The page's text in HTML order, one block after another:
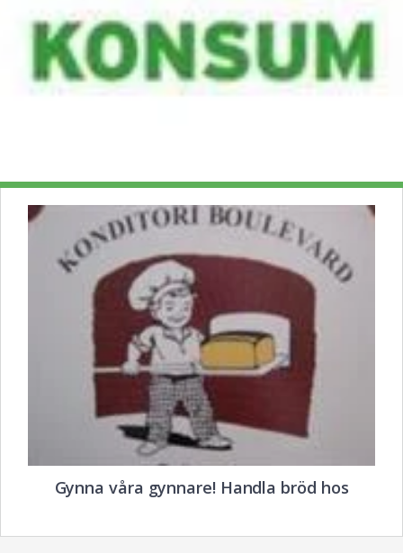
Gynna våra gynnare! Handla bröd hos